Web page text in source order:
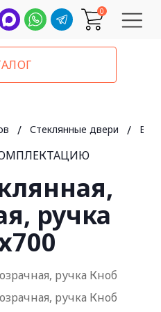
0
/ Стеклянные двери / В
ручка